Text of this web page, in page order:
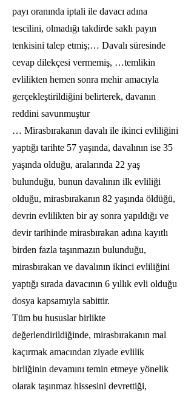
payı oranında iptali ile davacı adına
tescilini, olmadığı takdirde saklı payın
tenkisini talep etmiş;… Davalı süresinde
cevap dilekçesi vermemiş, …temlikin
evlilikten hemen sonra mehir amacıyla
gerçekleştirildiğini belirterek, davanın
reddini savunmuştur
… Mirasbırakanın davalı ile ikinci evliliğini
yaptığı tarihte 57 yaşında, davalının ise 35
yaşında olduğu, aralarında 22 yaş
bulunduğu, bunun davalının ilk evliliği
olduğu, mirasbırakanın 82 yaşında öldüğü,
devrin evlilikten bir ay sonra yapıldığı ve
devir tarihinde mirasbırakan adına kayıtlı
birden fazla taşınmazın bulunduğu,
mirasbırakan ve davalının ikinci evliliğini
yaptığı sırada davacının 6 yıllık evli olduğu
dosya kapsamıyla sabittir.
Tüm bu hususlar birlikte
değerlendirildiğinde, mirasbırakanın mal
kaçırmak amacından ziyade evlilik
birliğinin devamını temin etmeye yönelik
olarak taşınmaz hissesini devrettiği,